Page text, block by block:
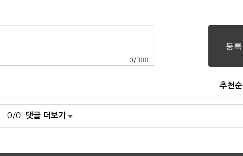
0 /300
추천순
0/0 댓글 더보기